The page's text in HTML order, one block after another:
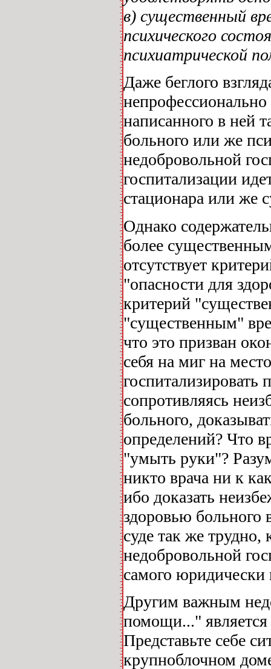
в) существенный
психического
психиатрической
Даже беглого
написанного в ней
больного или же
недобровольной
госпитализации
стационара или же
Однако
более
отсутствует
"опасности для
критерий
"существенным"
что это призван
себя на миг на
госпитализировать
сопротивляясь
больного,
определений? Что
"умыть руки"?
никто врача ни к
ибо доказать
здоровью больного
суде так же трудно,
недобровольной
самого юридически
Другим важным
помощи..." является
Представьте себе
крупноблочном